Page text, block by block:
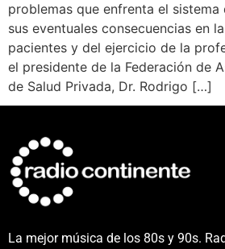
problemas que enfrenta el sistema
sus eventuales consecuencias en
pacientes y del ejercicio de la
el presidente de la Federación de
de Salud Privada, Dr. Rodrigo […]
La mejor música de los 80s y 90s.